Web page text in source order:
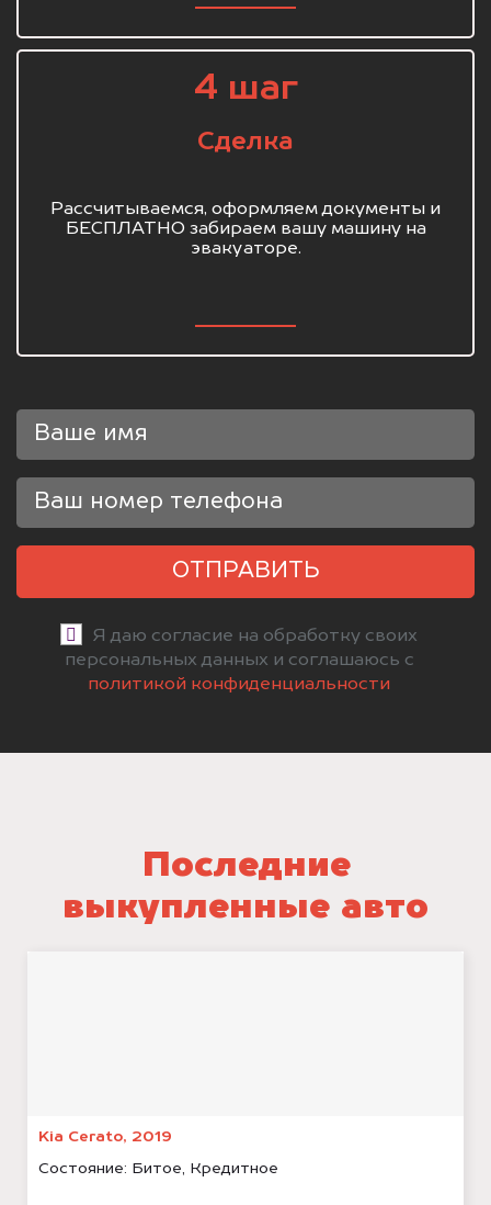
4 шаг
Сделка
Рассчитываемся, оформляем документы и
БЕСПЛАТНО забираем вашу машину на
эвакуаторе.
ОТПРАВИТЬ
Я даю согласие на обработку своих
персональных данных и соглашаюсь с
политикой конфиденциальности
Последние
выкупленные авто
Kia Cerato, 2019
Состояние: Битое, Кредитное